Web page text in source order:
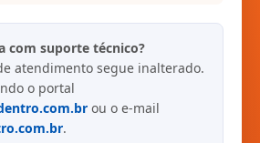
com suporte técnico?
atendimento segue inalterado.
o portal
ou o e-mail
.